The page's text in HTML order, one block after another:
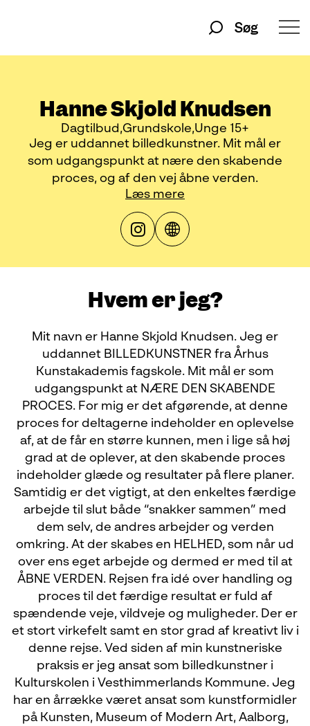
Søg
Hanne Skjold Knudsen
Dagtilbud Grundskole Unge 15+
Jeg er uddannet billedkunstner. Mit mål er
som udgangspunkt at nære den skabende
proces, og af den vej åbne verden.
Læs mere
Hvem er jeg?
Mit navn er Hanne Skjold Knudsen. Jeg er
uddannet BILLEDKUNSTNER fra Århus
Kunstakademis fagskole. Mit mål er som
udgangspunkt at NÆRE DEN SKABENDE
PROCES. For mig er det afgørende, at denne
proces for deltagerne indeholder en oplevelse
af, at de får en større kunnen, men i lige så høj
grad at de oplever, at den skabende proces
indeholder glæde og resultater på flere planer.
Samtidig er det vigtigt, at den enkeltes færdige
arbejde til slut både “snakker sammen” med
dem selv, de andres arbejder og verden
omkring. At der skabes en HELHED, som når ud
over ens eget arbejde og dermed er med til at
ÅBNE VERDEN. Rejsen fra idé over handling og
proces til det færdige resultat er fuld af
spændende veje, vildveje og muligheder. Der er
et stort virkefelt samt en stor grad af kreativt liv i
denne rejse. Ved siden af min kunstneriske
praksis er jeg ansat som billedkunstner i
Kulturskolen i Vesthimmerlands Kommune. Jeg
har en årrække været ansat som kunstformidler
på Kunsten, Museum of Modern Art, Aalborg,